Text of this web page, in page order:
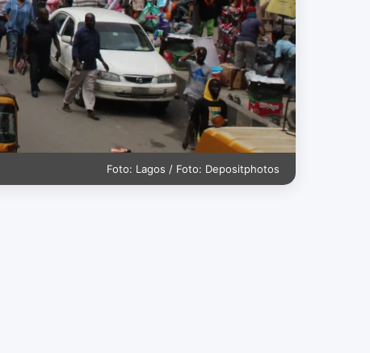
Foto: Lagos / Foto: Depositphotos